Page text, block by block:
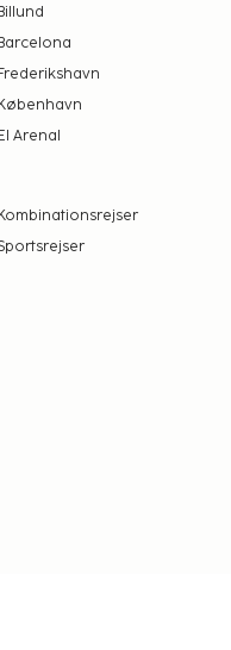
Arenal